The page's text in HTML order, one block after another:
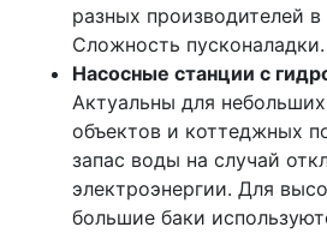
разных производителей
Сложность пусконаладки.
Насосные станции с
Актуальны для
объектов и коттеджных
запас воды на случай
электроэнергии. Для
большие баки